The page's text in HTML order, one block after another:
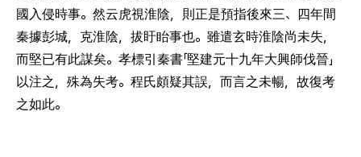
國入侵時事。然云虎視淮陰，則正是預指後來三、四年間
秦據彭城，克淮陰，拔盱眙事也。雖遣玄時淮陰尚未失，
而堅已有此謀矣。孝標引秦書「堅建元十九年大興師伐晉」
以注之，殊為失考。程氏頗疑其誤，而言之未暢，故復考
之如此。